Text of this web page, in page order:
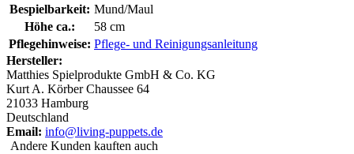
Bespielbarkeit: Mund/Maul
Höhe ca.:
58 cm
Pflegehinweise: Pflege- und Reinigungsanleitung
Hersteller:
Matthies Spielprodukte GmbH & Co. KG
Kurt A. Körber Chaussee 64
21033 Hamburg
Deutschland
Email: info@living-puppets.de
Andere Kunden kauften auch